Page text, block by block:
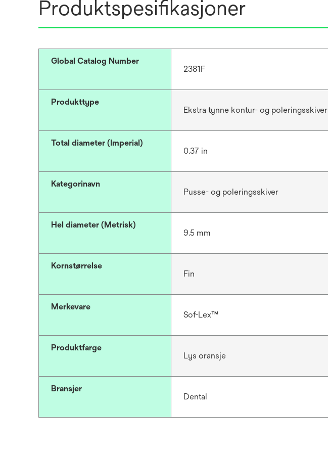
e
w
t
Produktspesifikasjoner
Global Catalog Number
2381F
Produkttype
Ekstra tynne kontur- og poleringsskiver
Total diameter (Imperial)
0.37 in
Kategorinavn
Pusse- og poleringsskiver
Hel diameter (Metrisk)
9.5 mm
Kornstørrelse
Fin
Merkevare
Sof-Lex™
Produktfarge
Lys oransje
Bransjer
Dental